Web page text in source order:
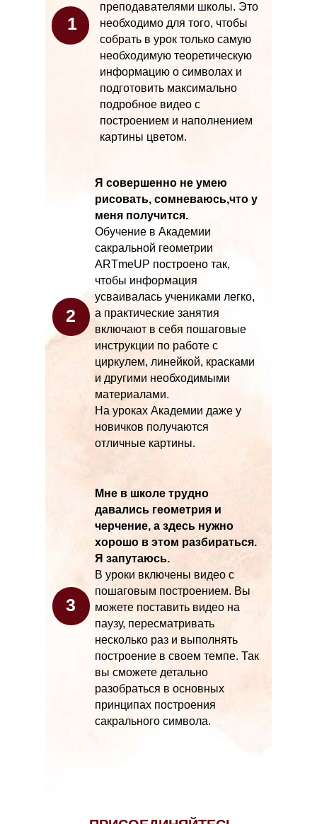
3
преподавателями школы. Это
необходимо для того, чтобы
собрать в урок только самую
необходимую теоретическую
информацию о символах и
подготовить максимально
подробное видео с
построением и наполнением
картины цветом.
Я совершенно не умею
рисовать, сомневаюсь,что у
меня получится.
Обучение в Академии
сакральной геометрии
ARTmeUP построено так,
чтобы информация
усваивалась учениками легко,
а практические занятия
включают в себя пошаговые
инструкции по работе с
циркулем, линейкой, красками
и другими необходимыми
материалами.
На уроках Академии даже у
новичков получаются
отличные картины.
Мне в школе трудно
давались геометрия и
черчение, а здесь нужно
хорошо в этом разбираться.
Я запутаюсь.
В уроки включены видео с
пошаговым построением. Вы
можете поставить видео на
паузу, пересматривать
несколько раз и выполнять
построение в своем темпе. Так
вы сможете детально
разобраться в основных
принципах построения
сакрального символа.
1
2